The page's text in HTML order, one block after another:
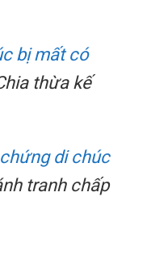
bị mất có
thừa kế
di chúc
tranh chấp